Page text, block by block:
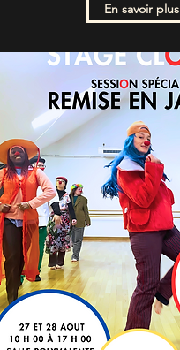
En savoir plus